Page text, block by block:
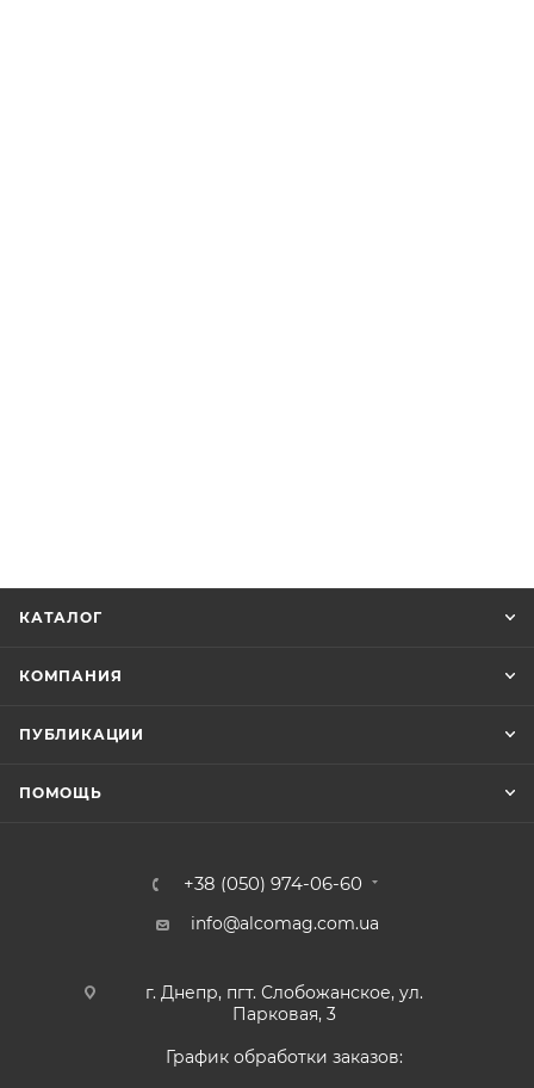
КАТАЛОГ
КОМПАНИЯ
ПУБЛИКАЦИИ
ПОМОЩЬ
+38 (050) 974-06-60
info@alcomag.com.ua
г. Днепр, пгт. Слобожанское, ул.
Парковая, 3
График обработки заказов: